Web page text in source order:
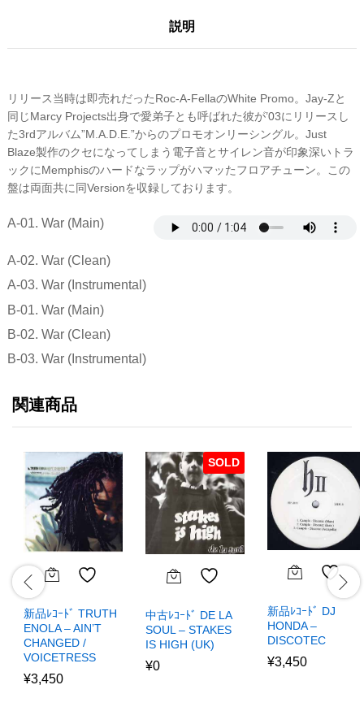
説明
リリース当時は即売れだったRoc-A-FellaのWhite Promo。Jay-Zと
同じMarcy Projects出身で愛弟子とも呼ばれた彼が’03にリリースし
た3rdアルバム”M.A.D.E.”からのプロモオンリーシングル。Just
Blaze製作のクセになってしまう電子音とサイレン音が印象深いトラ
ックにMemphisのハードなラップがハマッたフロアチューン。この
盤は両面共に同Versionを収録しております。
A-01. War (Main)
A-02. War (Clean)
A-03. War (Instrumental)
B-01. War (Main)
B-02. War (Clean)
B-03. War (Instrumental)
関連商品
新品ﾚｺｰﾄﾞ TRUTH
ENOLA – AIN’T
CHANGED /
VOICETRESS
¥3,450
SOLD
中古ﾚｺｰﾄﾞ DE LA
SOUL – STAKES
IS HIGH (UK)
¥0
新品ﾚｺｰﾄﾞ DJ
HONDA –
DISCOTEC
¥3,450